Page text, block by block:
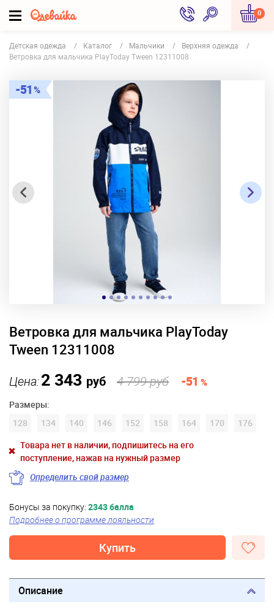
0
Детская одежда Каталог Мальчики
Верхняя одежда
Ветровка для мальчика PlayToday Tween 12311008
51
Ветровка для мальчика PlayToday
Tween 12311008
Цена:2 343 руб 4 799 руб -51 %
Размеры:
128
134 140 146 152 158 164 170
176
Товара нет в наличии, подпишитесь на его
поступление, нажав на нужный размер
Определить свой размер
Бонусы за покупку: 2343 балла
Подробнее о программе лояльности
Купить
Описание